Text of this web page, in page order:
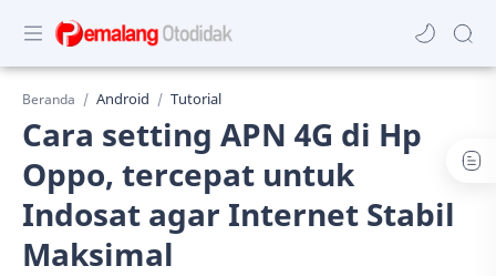
Beranda Android Tutorial
Cara setting APN 4G di Hp
Oppo, tercepat untuk
Indosat agar Internet Stabil
Maksimal